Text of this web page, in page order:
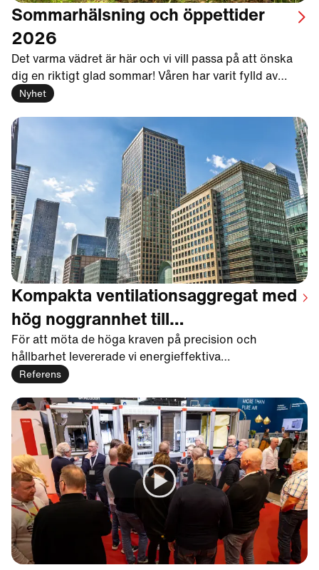
Sommarhälsning och öppettider
2026
Det varma vädret är här och vi vill passa på att önska
dig en riktigt glad sommar! Våren har varit fylld av
spännande nyheter, inte minst den lyckade
och EcoCooler med det naturliga köldmediet R290.
Här kan du läsa mer om detta och få en inblick i vår
fortsatta utbyggnad, där nästa etapp nu är i full gång.
Nyhet
Kompakta ventilationsaggregat med
hög noggrannhet till
forskningsanläggning i London
För att möta de höga kraven på precision och
hållbarhet levererade vi energieffektiva
ventilationsaggregat med integrerade
infektionsstudier på människor.
Referens